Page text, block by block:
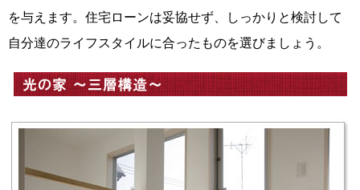
を与えます。住宅ローンは妥協せず、しっかりと検討して
自分達のライフスタイルに合ったものを選びましょう。